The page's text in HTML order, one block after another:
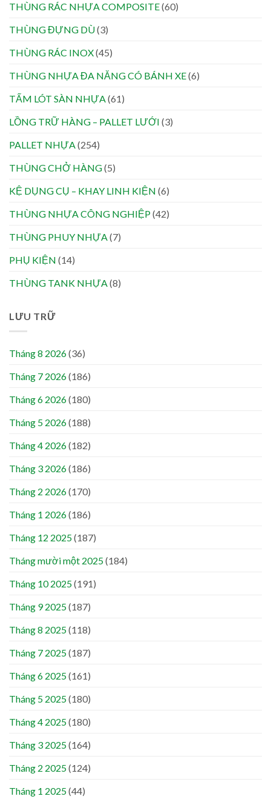
THÙNG RÁC NHỰA COMPOSITE(60)
THÙNG ĐỰNG DÙ(3)
THÙNG RÁC INOX(45)
THÙNG NHỰA ĐA NĂNG CÓ BÁNH XE(6)
TẤM LÓT SÀN NHỰA(61)
LỒNG TRỮ HÀNG – PALLET LƯỚI (3)
PALLET NHỰA(254)
THÙNG CHỞ HÀNG(5)
KỆ DỤNG CỤ – KHAY LINH KIỆN (6)
THÙNG NHỰA CÔNG NGHIỆP(42)
THÙNG PHUY NHỰA(7)
PHỤ KIỆN (14)
THÙNG TANK NHỰA(8)
LƯU TRỮ
Tháng 8 2026(36)
Tháng 7 2026(186)
Tháng 6 2026(180)
Tháng 5 2026(188)
Tháng 4 2026(182)
Tháng 3 2026(186)
Tháng 2 2026(170)
Tháng 1 2026(186)
Tháng 12 2025(187)
Tháng mười một 2025(184)
Tháng 10 2025(191)
Tháng 9 2025(187)
Tháng 8 2025(118)
Tháng 7 2025(187)
Tháng 6 2025(161)
Tháng 5 2025(180)
Tháng 4 2025(180)
Tháng 3 2025(164)
Tháng 2 2025(124)
Tháng 1 2025(44)